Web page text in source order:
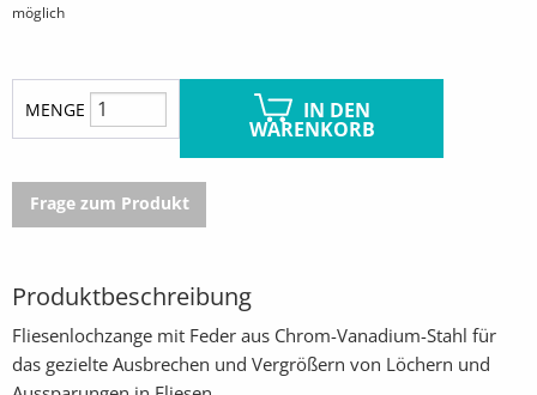
möglich
MENGE IN DEN
WARENKORB
Frage zum Produkt
Produktbeschreibung
Fliesenlochzange mit Feder aus Chrom-Vanadium-Stahl für
das gezielte Ausbrechen und Vergrößern von Löchern und